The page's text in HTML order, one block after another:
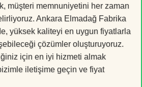
müşteri memnuniyetini her zaman
Ankara Elmadağ Fabrika
yüksek kaliteyi en uygun fiyatlarla
çözümler oluşturuyoruz.
için en iyi hizmeti almak
iletişime geçin ve fiyat